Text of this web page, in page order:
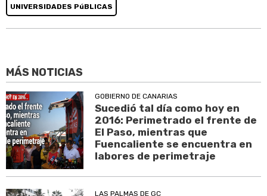
UNIVERSIDADES PúBLICAS
MÁS NOTICIAS
GOBIERNO DE CANARIAS
Sucedió tal día como hoy en
2016: Perimetrado el frente de
El Paso, mientras que
Fuencaliente se encuentra en
labores de perimetraje
LAS PALMAS DE GC